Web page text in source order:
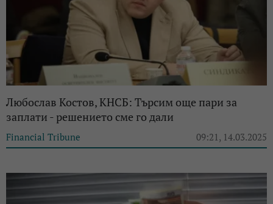
Любослав Костов, КНСБ: Търсим още пари за
заплати - решението сме го дали
Financial Tribune 09:21, 14.03.2025